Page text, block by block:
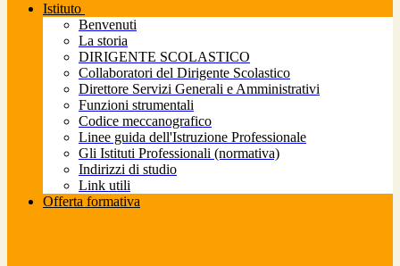
Istituto
Benvenuti
La storia
DIRIGENTE SCOLASTICO
Collaboratori del Dirigente Scolastico
Direttore Servizi Generali e Amministrativi
Funzioni strumentali
Codice meccanografico
Linee guida dell'Istruzione Professionale
Gli Istituti Professionali (normativa)
Indirizzi di studio
Link utili
Offerta formativa